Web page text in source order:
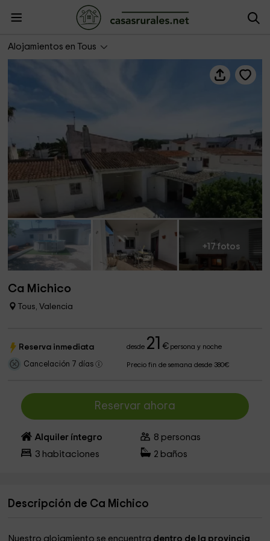
Alojamientos en Tous
+17 fotos
Ca Michico
Tous, Valencia
Reserva inmediata desde 21 €persona y noche
Cancelación 7 días Precio fin de semana desde 380€
Reservar ahora
Alquiler íntegro 8 personas
3 habitaciones 2 baños
Descripción de Ca Michico
Nuestro alojamiento se encuentra dentro de la provincia